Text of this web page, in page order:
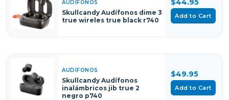
AUDIFONOS
Skullcandy Audífonos dime 3
true wireles true black r740
Add to Cart
AUDIFONOS
Skullcandy Audífonos
inalámbricos jib true 2
negro p740
$49.95
Add to Cart